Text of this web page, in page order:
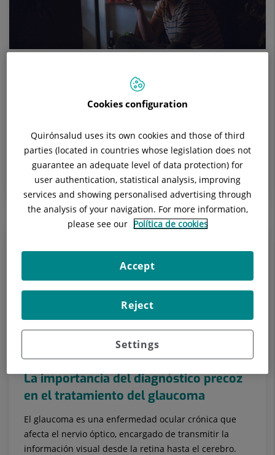
Cómo afrontar el trastorno por
alimentación nocturna
condición en la que una persona consume una
cantidad significativa de alimentos durante la noche, a
menudo despertándose p...
19 de marzo de 2024
La importancia del diagnóstico precoz
en el tratamiento del glaucoma
El glaucoma es una enfermedad ocular crónica que
afecta el nervio óptico, encargado de transmitir la
información visual desde la retina hasta el cerebro.
Cookies configuration
Quirónsalud uses its own cookies and those of third
parties (located in countries whose legislation does not
guarantee an adequate level of data protection) for
user authentication, statistical analysis, improving
services and showing personalised advertising through
the analysis of your navigation. For more information,
please see our Política de cookies
Settings
Reject
Accept